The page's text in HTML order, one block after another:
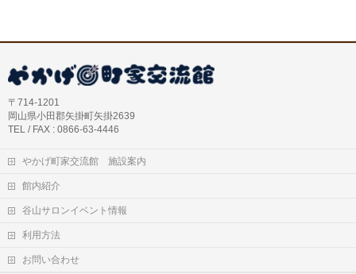
〒714-1201
岡山県小田郡矢掛町矢掛2639
TEL / FAX : 0866-63-4446
やかげ町家交流館 施設案内
館内紹介
谷山サロンイベント情報
利用方法
お問い合わせ